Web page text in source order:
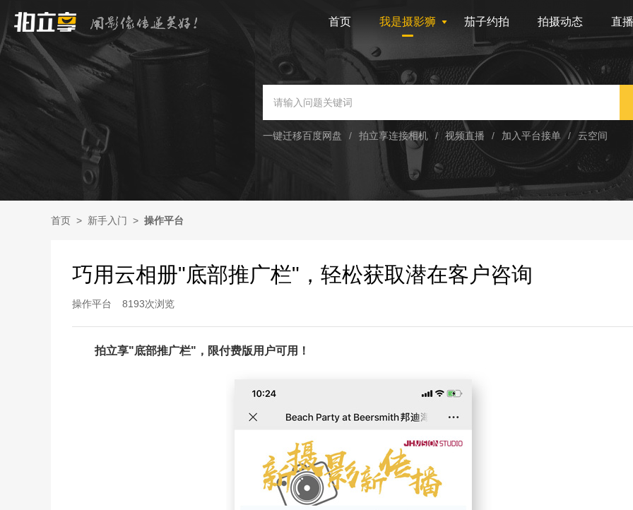
首页 我是摄影狮 茄子约拍 拍摄动态 直
一键迁移百度网盘 / 拍立享连接相机 / 视频直播 / 加入平台接单 / 云空间
首页 > 新手入门 > 操作平台
巧用云相册"底部推广栏"，轻松获取潜在客户咨询
操作平台 8193次浏览
拍立享"底部推广栏"，限付费版用户可用！